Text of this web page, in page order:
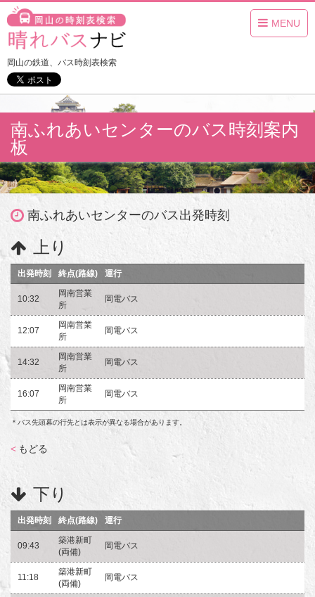
MENU
岡山の鉄道、バス時刻表検索
南ふれあいセンターのバス時刻案内
板
南ふれあいセンターのバス出発時刻
上り
出発時刻 終点(路線) 運行
10:32
岡南営業
所
岡電バス
12:07
岡南営業
所
岡電バス
14:32
岡南営業
所
岡電バス
16:07
岡南営業
所
岡電バス
＊バス先頭幕の行先とは表示が異なる場合があります。
< もどる
下り
出発時刻 終点(路線) 運行
09:43
築港新町
(両備)
岡電バス
11:18
築港新町
(両備)
岡電バス